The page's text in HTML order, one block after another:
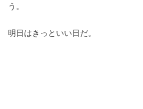
う。
明日はきっといい日だ。